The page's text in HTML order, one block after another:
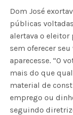
Dom José
públicas
alertava o eleitor
sem oferecer
aparecesse. “O
mais do que
material de
emprego ou
seguindo